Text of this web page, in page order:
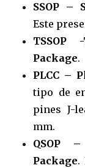
SSOP –
Este
Package.
PLCC –
tipo de
pines J-
mm.
QSOP
Package.